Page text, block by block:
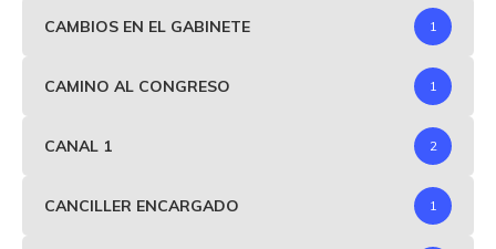
CAMBIOS EN EL GABINETE 1
CAMINO AL CONGRESO 1
CANAL 1 2
CANCILLER ENCARGADO 1